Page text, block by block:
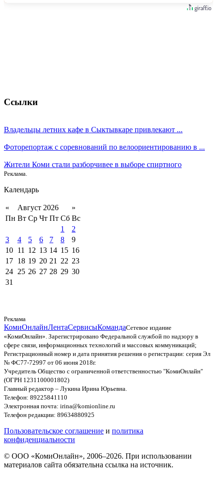
Ссылки
Владельцы летних кафе в Сыктывкаре привлекают ...
Фоторепортаж с соревнований по велоориентированию в ...
Жители Коми стали разборчивее в выборе спиртного
Реклама.
Календарь
« Август 2026
»
Пн Вт Ср Чт Пт Сб Вс
1
2
3
4 5 6 7 8
9
10 11 12 13 14 15 16
17 18 19 20 21 22 23
24 25 26 27 28 29 30
31
Реклама
КомиОнлайнЛентаСервисыКомандаСетевое издание
«КомиОнлайн». Зарегистрировано Федеральной службой по надзору в
сфере связи, информационных технологий и массовых коммуникаций;
Регистрационный номер и дата принятия решения о регистрации: серия Эл
№ ФС77-72997 от 06 июня 2018г.
Учредитель Общество с ограниченной ответственностью "КомиОнлайн"
(ОГРН 1231100001802)
Главный редактор – Лукина Ирина Юрьевна.
Телефон: 89225841110
Электронная почта: irina@komionline.ru
Телефон редакции: 89634880925
Пользовательское соглашение и политика
конфиденциальности
© ООО «КомиОнлайн», 2006–2026. При использовании
материалов сайта обязательна ссылка на источник.